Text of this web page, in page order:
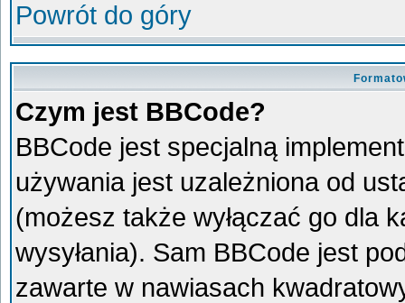
Powrót do góry
Czym jest BBCode?
BBCode jest specjalną
używania jest uzależniona od
(możesz także wyłączać go dla
wysyłania). Sam BBCode jest
zawarte w nawiasach